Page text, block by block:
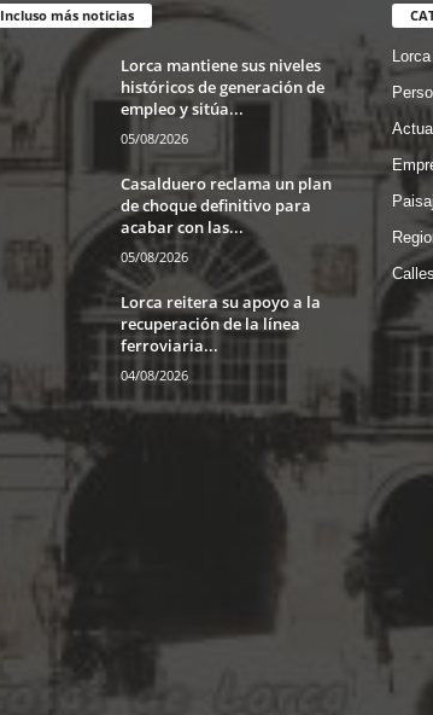
Incluso más noticias
Lorca mantiene sus niveles
históricos de generación de
empleo y sitúa...
05/08/2026
Casalduero reclama un plan
de choque definitivo para
acabar con las...
05/08/2026
Lorca reitera su apoyo a la
recuperación de la línea
ferroviaria...
04/08/2026
Lorca